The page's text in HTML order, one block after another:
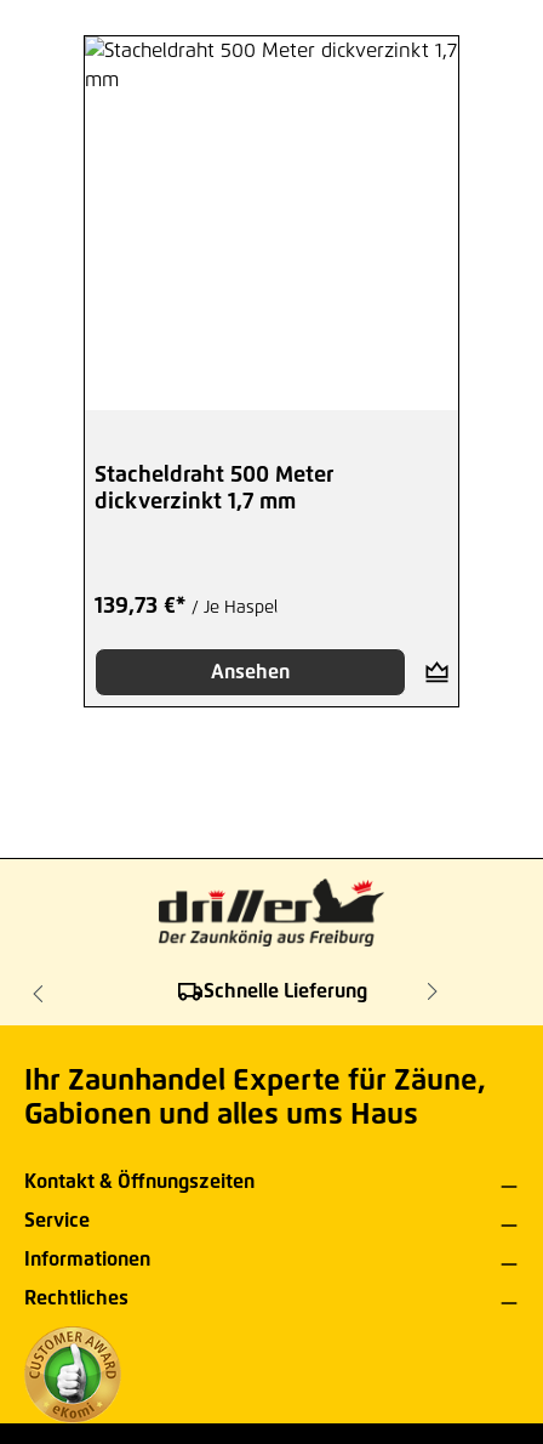
Stacheldraht 500 Meter
dickverzinkt 1,7 mm
139,73 €* / Je Haspel
Ansehen
Schnelle Lieferung
Ihr Zaunhandel Experte für Zäune,
Gabionen und alles ums Haus
Kontakt & Öffnungszeiten
Service
Informationen
Rechtliches